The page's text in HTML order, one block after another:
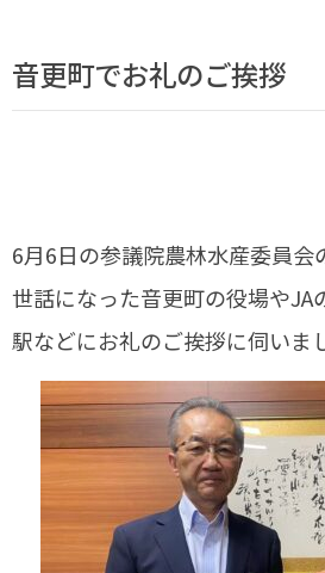
音更町でお礼のご挨拶
6月6日の参議院農林水産委員会
世話になった音更町の役場やJA
駅などにお礼のご挨拶に伺いま